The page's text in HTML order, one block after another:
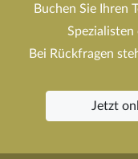
Buchen Sie Ihren
Bei Rückfragen
Jetzt